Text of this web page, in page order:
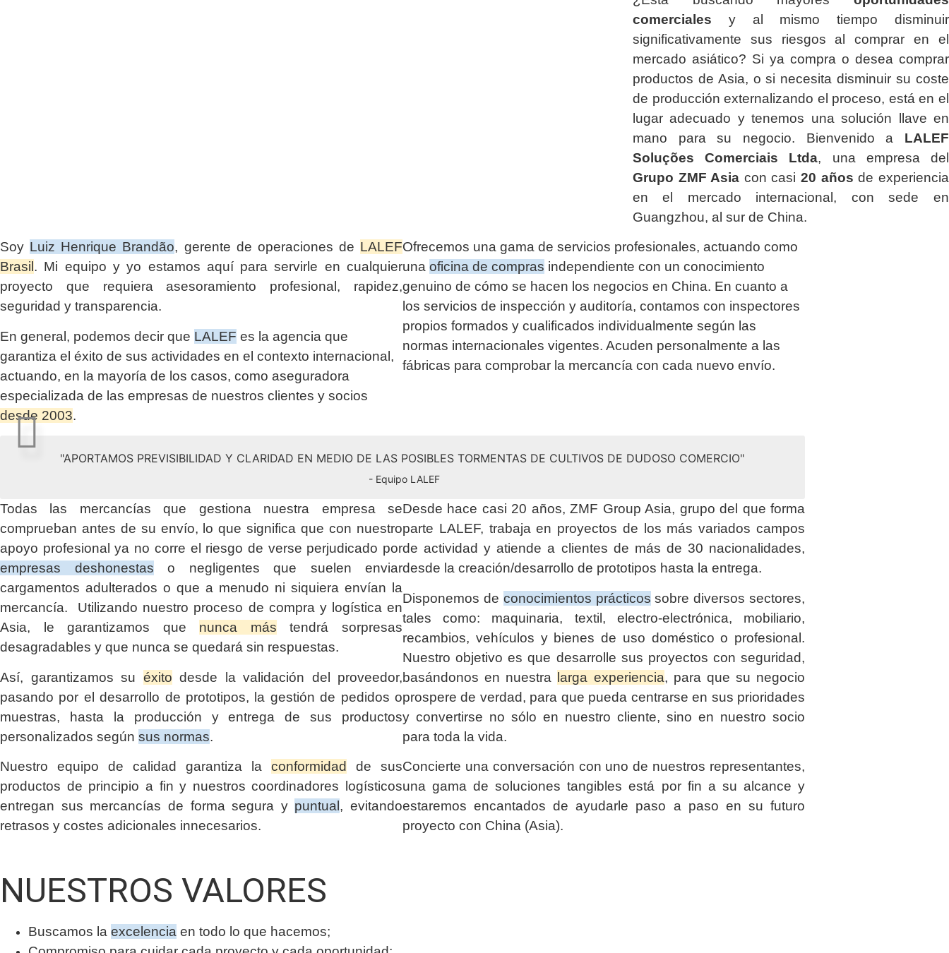
comerciales y al mismo tiempo disminuir
significativamente sus riesgos al comprar en el
mercado asiático? Si ya compra o desea comprar
productos de Asia, o si necesita disminuir su coste
de producción externalizando el proceso, está en el
lugar adecuado y tenemos una solución llave en
mano para su negocio. Bienvenido a LALEF
Soluções Comerciais Ltda, una empresa del
Grupo ZMF Asia con casi20 años de experiencia
en el mercado internacional, con sede en
Guangzhou, al sur de China.
Soy Luiz Henrique Brandão, gerente de operaciones de LALEF
Brasil . Mi equipo y yo estamos aquí para servirle en cualquier
proyecto que requiera asesoramiento profesional, rapidez,
seguridad y transparencia.
En general, podemos decir que LALEF es la agencia que
garantiza el éxito de sus actividades en el contexto internacional,
actuando, en la mayoría de los casos, como aseguradora
especializada de las empresas de nuestros clientes y socios
desde 2003.
Ofrecemos una gama de servicios profesionales, actuando como
una oficina de compras independiente con un conocimiento
genuino de cómo se hacen los negocios en China. En cuanto a
los servicios de inspección y auditoría, contamos con inspectores
propios formados y cualificados individualmente según las
normas internacionales vigentes. Acuden personalmente a las
fábricas para comprobar la mercancía con cada nuevo envío.
"APORTAMOS PREVISIBILIDAD Y CLARIDAD EN MEDIO DE LAS POSIBLES TORMENTAS DE CULTIVOS DE DUDOSO COMERCIO"
- Equipo LALEF
Todas las mercancías que gestiona nuestra empresa se
comprueban antes de su envío, lo que significa que con nuestro
apoyo profesional ya no corre el riesgo de verse perjudicado por
empresas deshonestas o negligentes que suelen enviar
cargamentos adulterados o que a menudo ni siquiera envían la
mercancía. Utilizando nuestro proceso de compra y logística en
Asia, le garantizamos que nunca más tendrá sorpresas
desagradables y que nunca se quedará sin respuestas.
Así, garantizamos su éxito desde la validación del proveedor,
pasando por el desarrollo de prototipos, la gestión de pedidos o
muestras, hasta la producción y entrega de sus productos
personalizados según sus normas.
Nuestro equipo de calidad garantiza la conformidad
de sus
productos de principio a fin y nuestros coordinadores logísticos
entregan sus mercancías de forma segura y puntual , evitando
retrasos y costes adicionales innecesarios.
Desde hace casi 20 años, ZMF Group Asia, grupo del que forma
parte LALEF, trabaja en proyectos de los más variados campos
de actividad y atiende a clientes de más de 30 nacionalidades,
desde la creación/desarrollo de prototipos hasta la entrega.
Disponemos de conocimientos prácticos sobre diversos sectores,
tales como: maquinaria, textil, electro-electrónica, mobiliario,
recambios, vehículos y bienes de uso doméstico o profesional.
Nuestro objetivo es que desarrolle sus proyectos con seguridad,
basándonos en nuestra larga experiencia, para que su negocio
prospere de verdad, para que pueda centrarse en sus prioridades
y convertirse no sólo en nuestro cliente, sino en nuestro socio
para toda la vida.
Concierte una conversación con uno de nuestros representantes,
una gama de soluciones tangibles está por fin a su alcance y
estaremos encantados de ayudarle paso a paso en su futuro
proyecto con China (Asia).
NUESTROS VALORES
Buscamos la excelencia en todo lo que hacemos;